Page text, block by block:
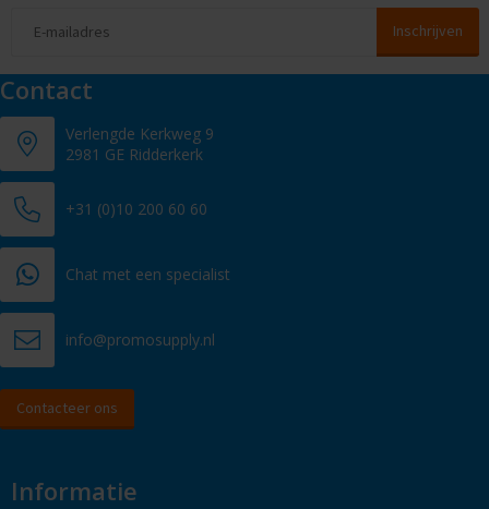
Contact
Verlengde Kerkweg 9
2981 GE Ridderkerk
+31 (0)10 200 60 60
Chat met een specialist
info@promosupply.nl
Contacteer ons
Informatie